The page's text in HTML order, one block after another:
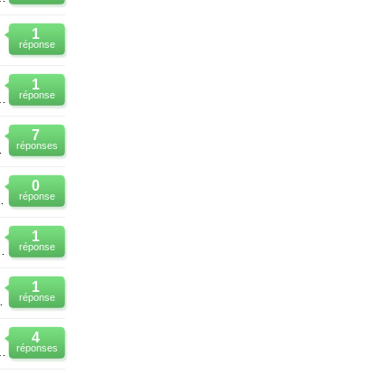
1
réponse
1
réponse
7
réponses
0
réponse
1
réponse
1
réponse
4
réponses